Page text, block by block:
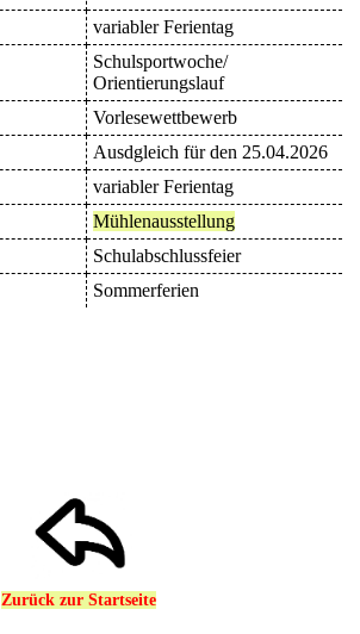
variabler Ferientag
Schulsportwoche/
Orientierungslauf
Vorlesewettbewerb
Ausdgleich für den 25.04.2026
variabler Ferientag
Mühlenausstellung
Schulabschlussfeier
Sommerferien
Zurück zur Startseite